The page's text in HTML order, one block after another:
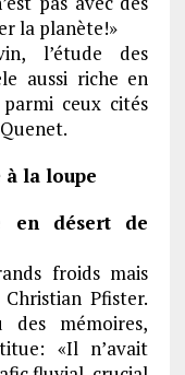
la planète!»
l’étude des
aussi riche en
parmi ceux cités
à la loupe
en désert de
froids mais
Christian Pfister.
mémoires,
«Il n’avait